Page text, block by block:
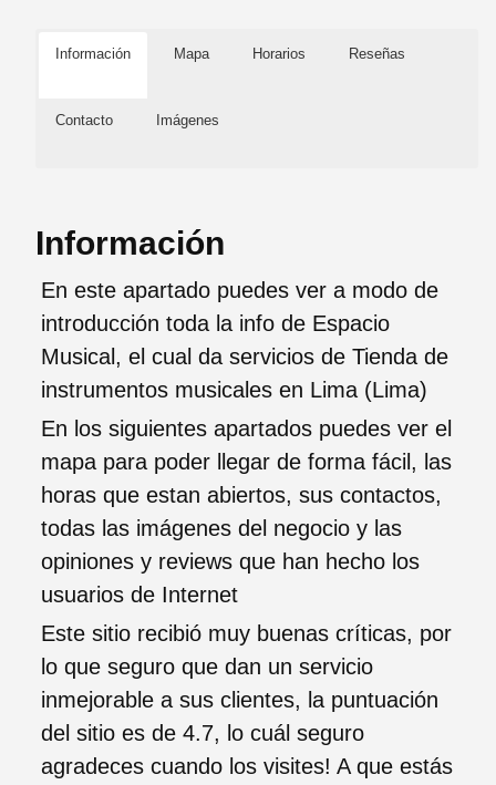
Información Mapa Horarios Reseñas
Contacto Imágenes
Información
En este apartado puedes ver a modo de
introducción toda la info de Espacio
Musical, el cual da servicios de Tienda de
instrumentos musicales en Lima (Lima)
En los siguientes apartados puedes ver el
mapa para poder llegar de forma fácil, las
horas que estan abiertos, sus contactos,
todas las imágenes del negocio y las
opiniones y reviews que han hecho los
usuarios de Internet
Este sitio recibió muy buenas críticas, por
lo que seguro que dan un servicio
inmejorable a sus clientes, la puntuación
del sitio es de 4.7, lo cuál seguro
agradeces cuando los visites! A que estás